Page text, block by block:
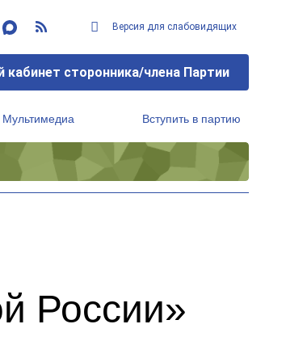
Версия для слабовидящих
кабинет сторонника/члена Партии
Мультимедиа Вступить в партию
России»